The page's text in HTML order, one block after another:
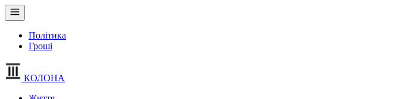
Політика
Гроші
КОЛОНА